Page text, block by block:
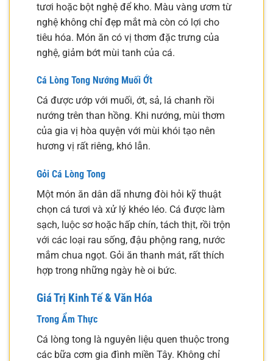
tươi hoặc bột nghệ để kho. Màu vàng ươm từ
nghệ không chỉ đẹp mắt mà còn có lợi cho
tiêu hóa. Món ăn có vị thơm đặc trưng của
nghệ, giảm bớt mùi tanh của cá.
Cá Lòng Tong Nướng Muối Ớt
Cá được ướp với muối, ớt, sả, lá chanh rồi
nướng trên than hồng. Khi nướng, mùi thơm
của gia vị hòa quyện với mùi khói tạo nên
hương vị rất riêng, khó lẫn.
Gỏi Cá Lòng Tong
Một món ăn dân dã nhưng đòi hỏi kỹ thuật
chọn cá tươi và xử lý khéo léo. Cá được làm
sạch, luộc sơ hoặc hấp chín, tách thịt, rồi trộn
với các loại rau sống, đậu phộng rang, nước
mắm chua ngọt. Gỏi ăn thanh mát, rất thích
hợp trong những ngày hè oi bức.
Giá Trị Kinh Tế & Văn Hóa
Trong Ẩm Thực
Cá lòng tong là nguyên liệu quen thuộc trong
các bữa cơm gia đình miền Tây. Không chỉ